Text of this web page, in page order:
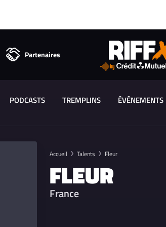
Partenaires
PODCASTS TREMPLINS ÉVÈNEMENTS
Accueil Talents Fleur
FLEUR
France